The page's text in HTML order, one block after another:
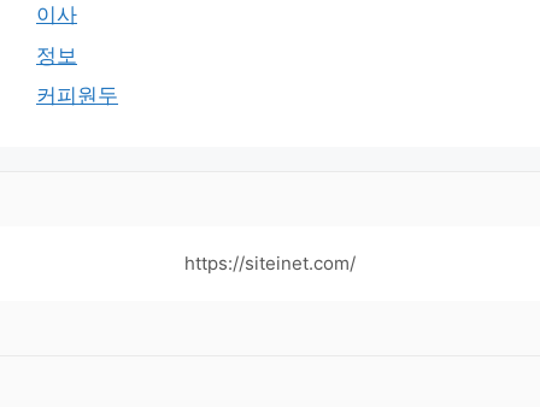
이사
정보
커피원두
https://siteinet.com/